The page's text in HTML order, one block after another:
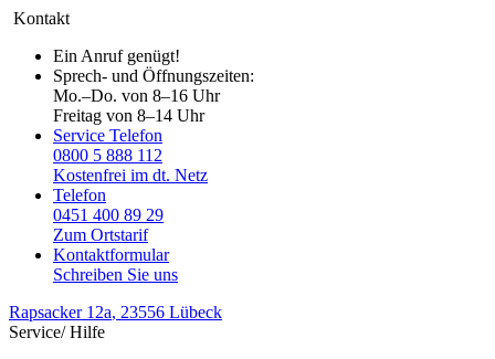
Kontakt
Ein Anruf genügt!
Sprech- und Öffnungszeiten:
Mo.–Do. von 8–16 Uhr
Freitag von 8–14 Uhr
Service Telefon
0800 5 888 112
Kostenfrei im dt. Netz
Telefon
0451 400 89 29
Zum Ortstarif
Kontaktformular
Schreiben Sie uns
Rapsacker 12a, 23556 Lübeck
Service/ Hilfe